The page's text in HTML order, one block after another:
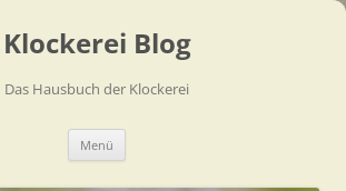
Klockerei Blog
Das Hausbuch der Klockerei
Menü